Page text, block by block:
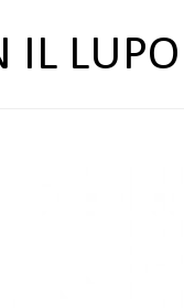
IL